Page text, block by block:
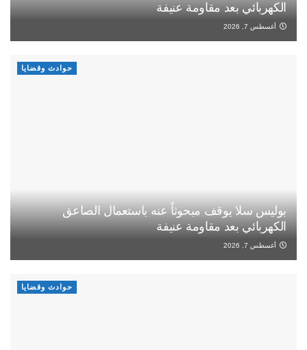
الكهربائي بعد مقاومة عنيفة
أغسطس 7, 2026
حوادث وقضايا
بوليس سلا يوقف مبحوثاً عنه باستعمال الصاعق
الكهربائي بعد مقاومة عنيفة
أغسطس 7, 2026
حوادث وقضايا